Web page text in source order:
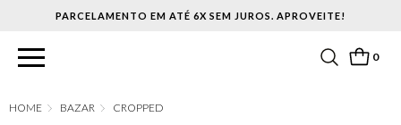
PARCELAMENTO EM ATÉ 6X SEM JUROS. APROVEITE!
0
BAZAR CROPPED